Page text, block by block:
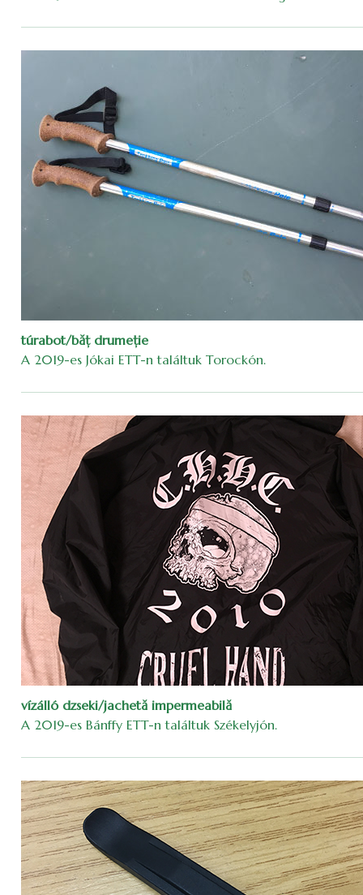
túrabot/băţ drumeţie
A 2019-es Jókai ETT-n találtuk Torockón.
vízálló dzseki/jachetă impermeabilă
A 2019-es Bánffy ETT-n találtuk Székelyjón.